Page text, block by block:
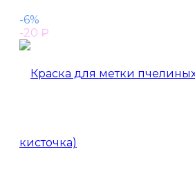
-6%
-20 ₽